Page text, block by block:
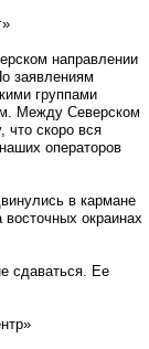
направлении
заявлениям
группами
Между Северском
что скоро вся
операторов
в кармане
окраинах
сдаваться. Ее